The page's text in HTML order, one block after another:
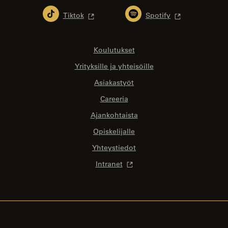
Tiktok Spotify
Koulutukset
Yrityksille ja yhteisöille
Asiakastyöt
Careeria
Ajankohtaista
Opiskelijalle
Yhteystiedot
Intranet